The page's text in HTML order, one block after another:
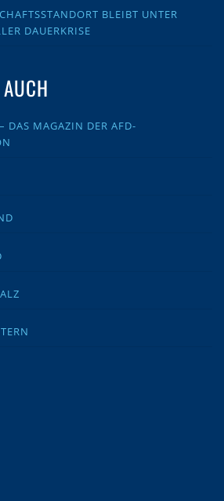
BLEIBT UNTER
DAUERKRISE
DAS MAGAZIN DER AFD-